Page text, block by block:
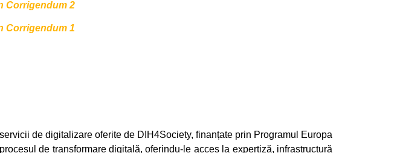
Corrigendum 2
Corrigendum 1
de digitalizare oferite de DIH4Society, finanțate prin Programul Europa
de transformare digitală, oferindu-le acces la expertiză, infrastructură